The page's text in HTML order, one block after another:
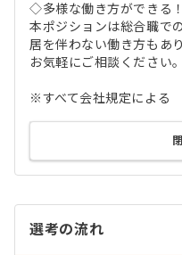
◇多様な働き方ができる
本ポジションは総合職で
居を伴わない働き方もあり
お気軽にご相談ください。
※すべて会社規定による
選考の流れ